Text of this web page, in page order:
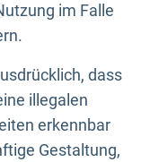
im Falle
dass
illegalen
erkennbar
Gestaltung,